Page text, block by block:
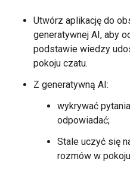
Utwórz aplikację do
generatywnej AI, aby
podstawie wiedzy
pokoju czatu.
Z generatywną AI:
wykrywać
odpowiadać;
Stale uczyć się
rozmów w